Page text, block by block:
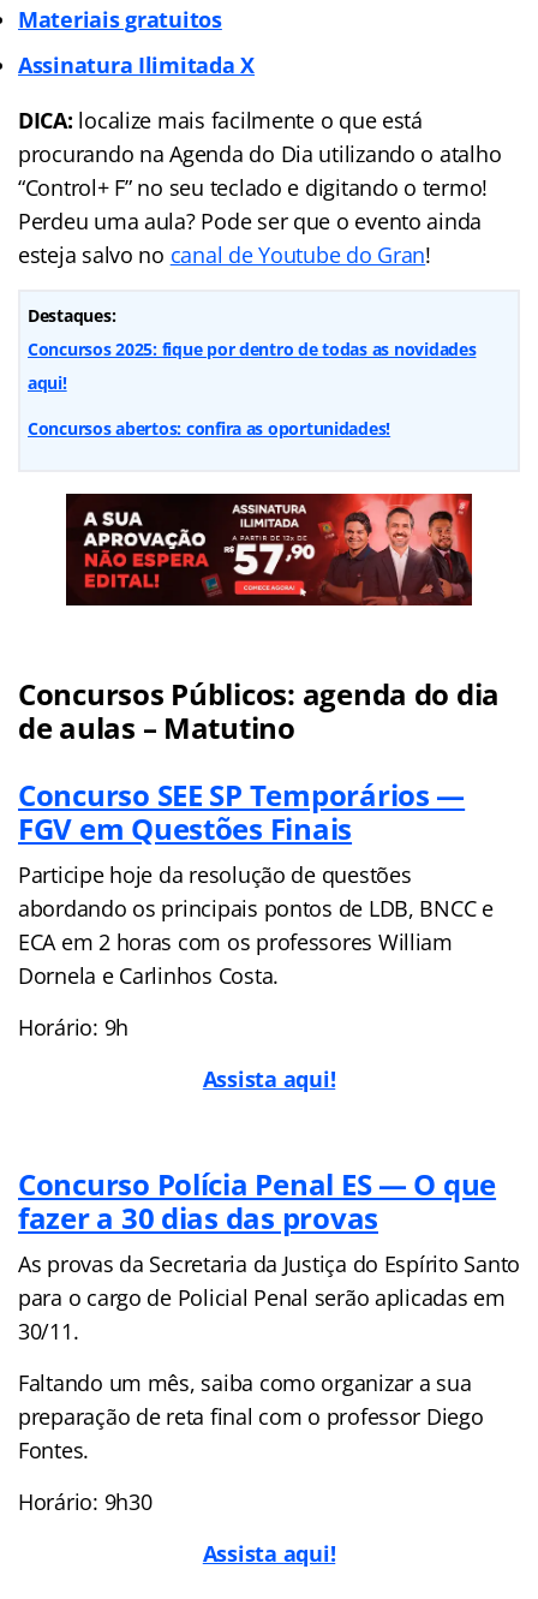
Materiais gratuitos
Assinatura Ilimitada X
DICA: localize mais facilmente o que está
procurando na Agenda do Dia utilizando o atalho
“Control+ F” no seu teclado e digitando o termo!
Perdeu uma aula? Pode ser que o evento ainda
esteja salvo no canal de Youtube do Gran!
Destaques:
Concursos 2025: fique por dentro de todas as novidades
aqui!
Concursos abertos: confira as oportunidades!
Concursos Públicos: agenda do dia
de aulas – Matutino
Concurso SEE SP Temporários —
FGV em Questões Finais
Participe hoje da resolução de questões
abordando os principais pontos de LDB, BNCC e
ECA em 2 horas com os professores William
Dornela e Carlinhos Costa.
Horário: 9h
Assista aqui!
Concurso Polícia Penal ES — O que
fazer a 30 dias das provas
As provas da Secretaria da Justiça do Espírito Santo
para o cargo de Policial Penal serão aplicadas em
30/11.
Faltando um mês, saiba como organizar a sua
preparação de reta final com o professor Diego
Fontes.
Horário: 9h30
Assista aqui!